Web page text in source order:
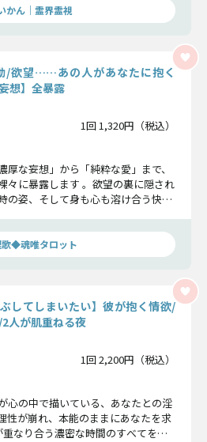
かん｜霊界霊視
/欲望……あの人があなたに抱く
想】全暴露
1回 1,320円（税込）
厚な妄想」から「純粋な愛」まで、
々に暴露します 。欲望の裏に隠され
の姿、そして身も心も溶け合う快楽
歌◆魂唯タロット
ぶしてしまいたい】彼が抱く情欲/
人が肌重ねる夜
1回 2,200円（税込）
心の中で描いている、あなたとの淫
性が崩れ、本能のままにあなたを求
なり合う濃密な時間のすべてを、